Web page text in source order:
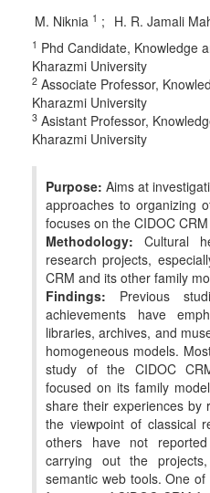
M. Niknia 1 H. R. Jamali
1 Phd Candidate, Knowledge
Kharazmi University
2 Associate Professor,
Kharazmi University
3 Asistant Professor,
Kharazmi University
Purpose: Aims at
approaches to organizing
focuses on the CIDOC
Methodology: Cultural
research projects,
CRM and its other family
Findings: Previous
achievements have
libraries, archives, and
homogeneous models.
study of the CIDOC
focused on its family
share their experiences by
the viewpoint of classical
others have not
carrying out the
semantic web tools. One